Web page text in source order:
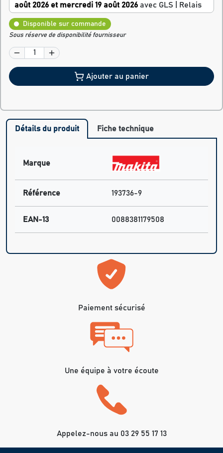
août 2026 et mercredi 19 août 2026 avec GLS | Relais
Disponible sur commande
Sous réserve de disponibilité fournisseur
Ajouter au panier
Détails du produit Fiche technique
Marque
Référence 193736-9
EAN-13 0088381179508
Paiement sécurisé
Une équipe à votre écoute
Appelez-nous au 03 29 55 17 13